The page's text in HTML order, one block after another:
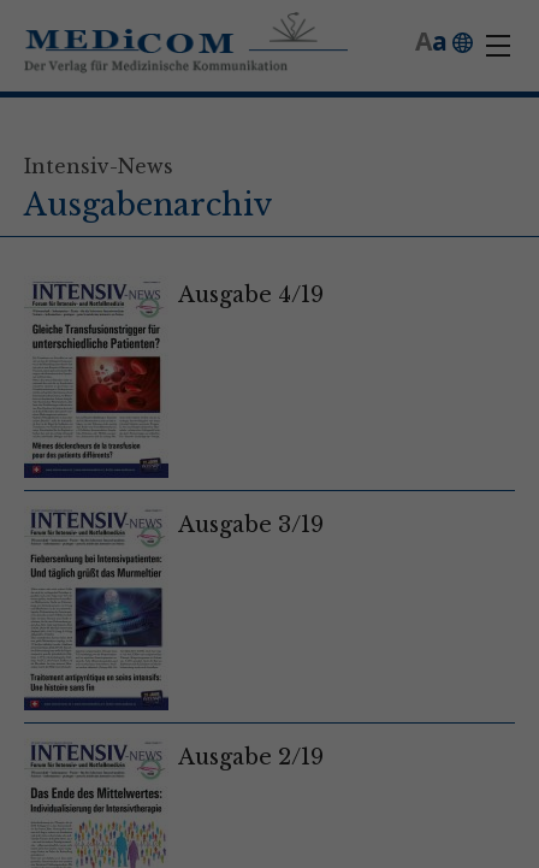
a
A
Intensiv-News
Ausgabenarchiv
Ausgabe 4/19
Ausgabe 3/19
Ausgabe 2/19